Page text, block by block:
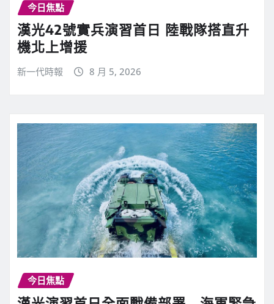
今日焦點
漢光42號實兵演習首日 陸戰隊搭直升
機北上增援
新一代時報 8 月 5, 2026
今日焦點